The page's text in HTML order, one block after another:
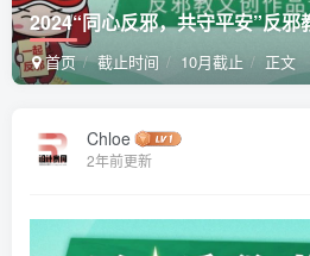
2024“同心反邪，共守平安”反邪
首页 截止时间 10月截止 正文
Chloe
2年前更新